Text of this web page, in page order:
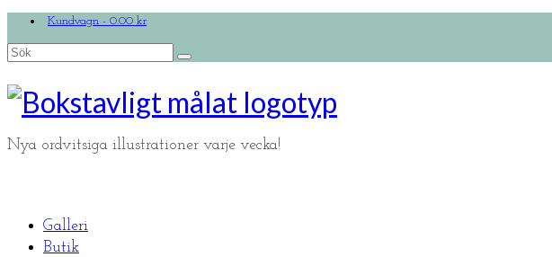
Kundvagn - 0.00 kr
Search
Nya ordvitsiga illustrationer varje vecka!
Galleri
Butik